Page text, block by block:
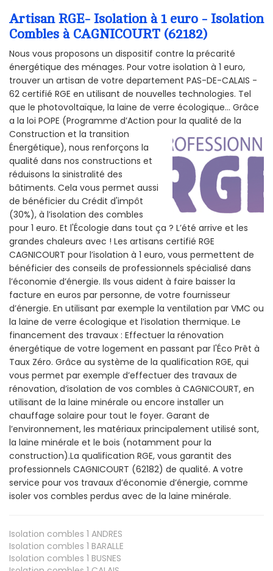
Artisan RGE- Isolation à 1 euro - Isolation
Combles à CAGNICOURT (62182)
Nous vous proposons un dispositif contre la précarité
énergétique des ménages. Pour votre isolation à 1 euro,
trouver un artisan de votre departement PAS-DE-CALAIS -
62 certifié RGE en utilisant de nouvelles technologies. Tel
que le photovoltaïque, la laine de verre écologique... Grâce
a la loi POPE (Programme d’Action pour la qualité de la
Construction et la transition
Énergétique), nous renforçons la
qualité dans nos constructions et
réduisons la sinistralité des
bâtiments. Cela vous permet aussi
de bénéficier du Crédit d'impôt
(30%), à l’isolation des combles
pour 1 euro. Et l'Écologie dans tout ça ? L’été arrive et les
grandes chaleurs avec ! Les artisans certifié RGE
CAGNICOURT pour l’isolation à 1 euro, vous permettent de
bénéficier des conseils de professionnels spécialisé dans
l’économie d’énergie. Ils vous aident à faire baisser la
facture en euros par personne, de votre fournisseur
d’énergie. En utilisant par exemple la ventilation par VMC ou
la laine de verre écologique et l’isolation thermique. Le
financement des travaux : Effectuer la rénovation
énergétique de votre logement en passant par l'Éco Prêt à
Taux Zéro. Grâce au système de la qualification RGE, qui
vous permet par exemple d’effectuer des travaux de
rénovation, d’isolation de vos combles à CAGNICOURT, en
utilisant de la laine minérale ou encore installer un
chauffage solaire pour tout le foyer. Garant de
l’environnement, les matériaux principalement utilisé sont,
la laine minérale et le bois (notamment pour la
construction).La qualification RGE, vous garantit des
professionnels CAGNICOURT (62182) de qualité. A votre
service pour vos travaux d’économie d’énergie, comme
isoler vos combles perdus avec de la laine minérale.
Isolation combles 1 ANDRES
Isolation combles 1 BARALLE
Isolation combles 1 BUSNES